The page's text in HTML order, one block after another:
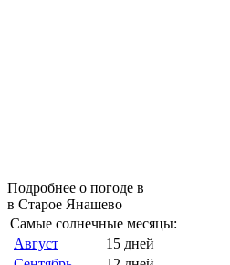
Подробнее о погоде в
в Старое Янашево
Самые солнечные месяцы:
Август
15 дней